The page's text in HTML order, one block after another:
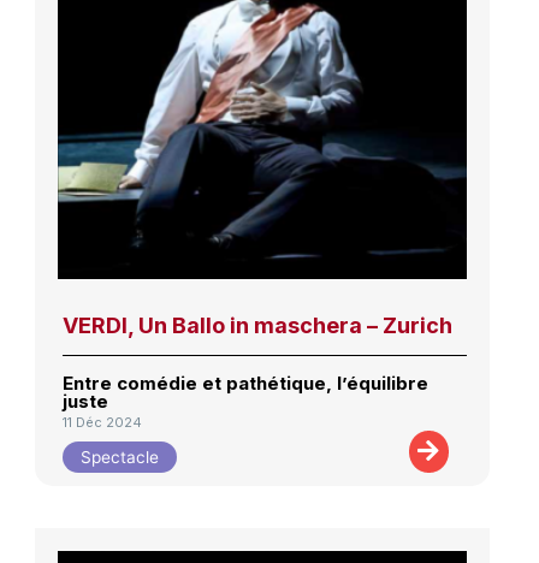
VERDI, Un Ballo in maschera – Zurich
Entre comédie et pathétique, l’équilibre
juste
11 Déc 2024
Spectacle